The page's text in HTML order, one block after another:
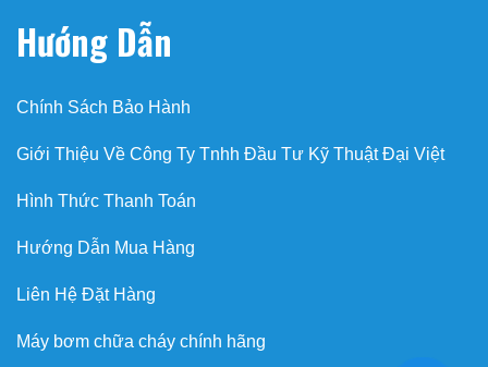
Hướng Dẫn
Chính Sách Bảo Hành
Giới Thiệu Về Công Ty Tnhh Đầu Tư Kỹ Thuật Đại Việt
Hình Thức Thanh Toán
Hướng Dẫn Mua Hàng
Liên Hệ Đặt Hàng
Máy bơm chữa cháy chính hãng